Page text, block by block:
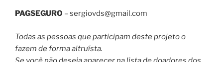
PAGSEGURO –sergiovds@gmail.com
Todas as pessoas que participam deste projeto o
fazem de forma altruísta.